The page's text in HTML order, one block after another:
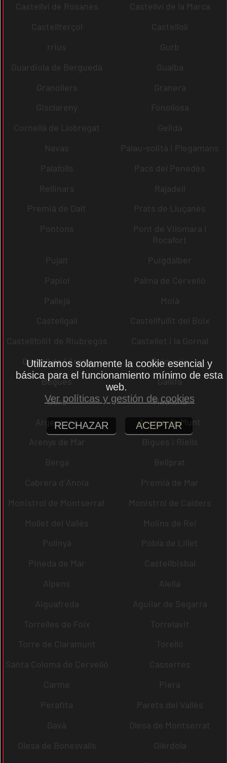
Castellví de Rosanes
Castellví de la Marca
Castellterçol
Castellolí
rrius
Gurb
Guardiola de Berguedà
Gualba
Granollers
Granera
Gisclareny
Fonollosa
Cornellà de Llobregat
Gelida
Navas
Palau-solità i Plegamans
Palafolls
Pacs del Penedès
Rellinars
Rajadell
Premià de Dalt
Prats de Lluçanès
Pontons
Pont de Vilomara i
Rocafort
Pujalt
Puigdàlber
Papiol
Palma de Cervelló
Pallejà
Moià
Castellgalí
Castellfullit del Boix
Castellfollit de Riubregós
Castellet i la Gornal
Castell de l´Areny
Puig-reig
Begues
Gallifa
Sora
Mediona
Argentona
Arenys de Munt
Arenys de Mar
Bigues i Riells
Berga
Bellprat
Cabrera d´Anoia
Premià de Mar
Monistrol de Montserrat
Monistrol de Calders
Mollet del Vallès
Molins de Rei
Polinyà
Pobla de Lillet
Pineda de Mar
Castellbisbal
Alpens
Alella
Aiguafreda
Aguilar de Segarra
Torrelles de Foix
Torrelavit
Torre de Claramunt
Torelló
Santa Coloma de Cervelló
Casserres
Carme
Piera
Perafita
Parets del Vallès
Gavà
Olesa de Montserrat
Olesa de Bonesvalls
Olèrdola
Utilizamos solamente la cookie esencial y
básica para el funcionamiento mínimo de esta
web.
Ver políticas y gestión de cookies
RECHAZAR ACEPTAR